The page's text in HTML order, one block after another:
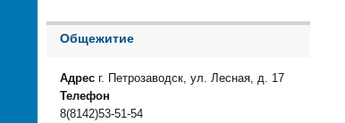
Общежитие
Адрес г. Петрозаводск, ул. Лесная, д. 17
Телефон
8(8142)53-51-54